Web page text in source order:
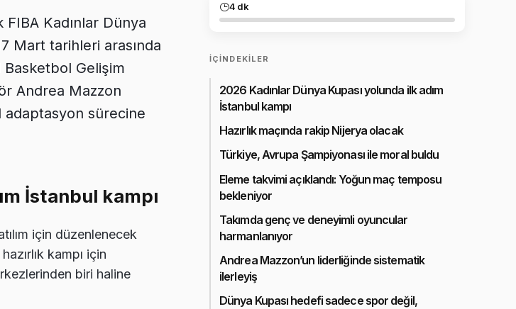
FIBA Kadınlar Dünya
Mart tarihleri arasında
Gelişim
Andrea Mazzon
adaptasyon sürecine
İstanbul kampı
için düzenlenecek
kampı için
biri haline
4 dk
İÇINDEKILER
2026 Kadınlar Dünya Kupası yolunda ilk adım
İstanbul kampı
Hazırlık maçında rakip Nijerya olacak
Türkiye, Avrupa Şampiyonası ile moral buldu
Eleme takvimi açıklandı: Yoğun maç temposu
bekleniyor
Takımda genç ve deneyimli oyuncular
harmanlanıyor
Andrea Mazzon’un liderliğinde sistematik
ilerleyiş
Dünya Kupası hedefi sadece spor değil,